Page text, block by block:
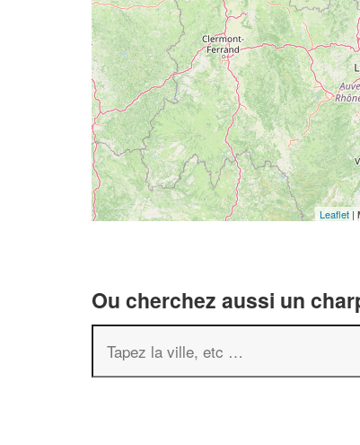
Leaflet |
Ou cherchez aussi un